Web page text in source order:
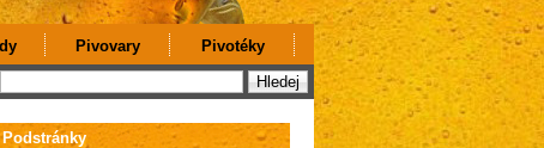
Pivovary Pivotéky
Podstránky